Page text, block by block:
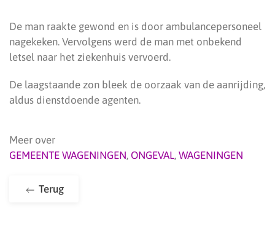
De man raakte gewond en is door ambulancepersoneel
nagekeken. Vervolgens werd de man met onbekend
letsel naar het ziekenhuis vervoerd.
De laagstaande zon bleek de oorzaak van de aanrijding,
aldus dienstdoende agenten.
Meer over
GEMEENTE WAGENINGEN, ONGEVAL, WAGENINGEN
Terug